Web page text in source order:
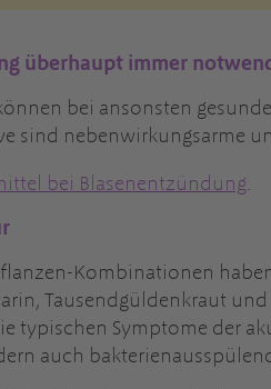
überhaupt immer
bei ansonsten
sind nebenwirkungsarme
bei Blasenentzündung.
Kombinationen haben
Tausendgüldenkraut
typischen Symptome der
auch